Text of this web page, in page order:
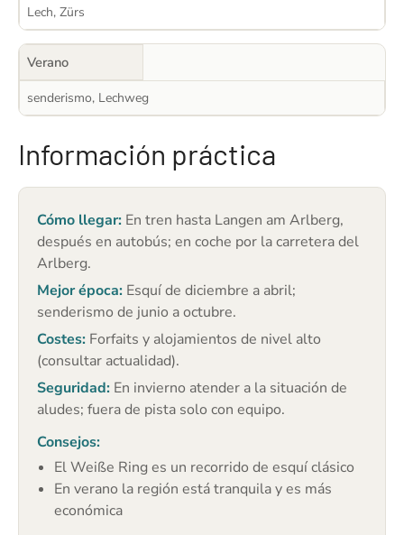
Lech, Zürs
Verano
senderismo, Lechweg
Información práctica
Cómo llegar: En tren hasta Langen am Arlberg,
después en autobús; en coche por la carretera del
Arlberg.
Mejor época: Esquí de diciembre a abril;
senderismo de junio a octubre.
Costes: Forfaits y alojamientos de nivel alto
(consultar actualidad).
Seguridad: En invierno atender a la situación de
aludes; fuera de pista solo con equipo.
Consejos:
El Weiße Ring es un recorrido de esquí clásico
En verano la región está tranquila y es más
económica